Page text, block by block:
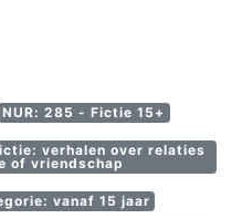
NUR: 285 - Fictie 15+
verhalen over relaties
of vriendschap
vanaf 15 jaar